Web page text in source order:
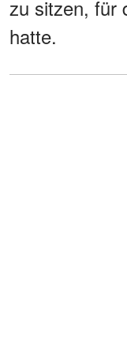
zu sitzen, für
hatte.